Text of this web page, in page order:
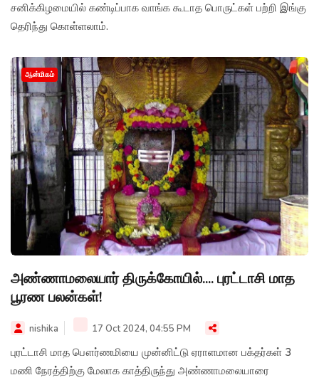
சனிக்கிழமையில் கண்டிப்பாக வாங்க கூடாத பொருட்கள் பற்றி இங்கு
தெரிந்து கொள்ளலாம்.
ஆன்மிகம்
அண்ணாமலையார் திருக்கோயில்.... புரட்டாசி மாத
பூரண பலன்கள்!
nishika 17 Oct 2024, 04:55 PM
புரட்டாசி மாத பௌர்ணமியை முன்னிட்டு ஏராளமான பக்தர்கள் 3
மணி நேரத்திற்கு மேலாக காத்திருந்து அண்ணாமலையாரை